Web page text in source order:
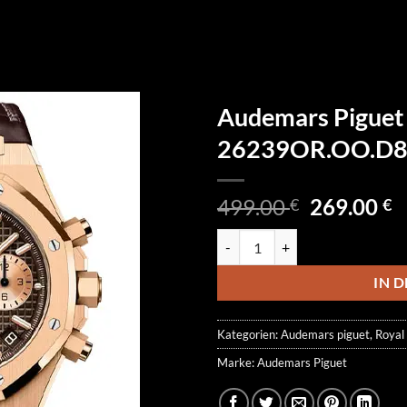
Audemars
499.00€
499.00 €
269.00€
IN
Kategorien:Audemars piguet,
Marke:Audemars Piguet